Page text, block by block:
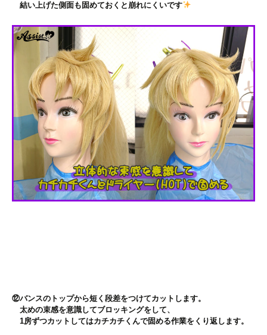
結い上げた側面も固めておくと崩れにくいです
⑫バンスのトップから短く段差をつけてカットします。
太めの束感を意識してブロッキングをして、
1房ずつカットしてはカチカチくんで固める作業をくり返します。